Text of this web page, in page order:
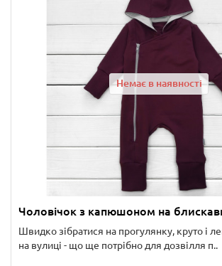
Немає в наявності
Чоловічок з капюшоном на
Швидко зібратися на прогулянку, круто і
на вулиці - що ще потрібно для дозвілля п..